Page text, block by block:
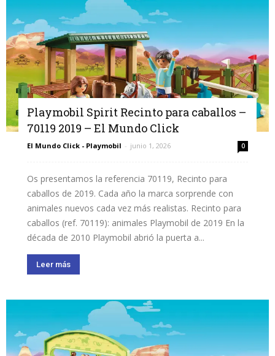
Playmobil Spirit Recinto para caballos –
70119 2019 – El Mundo Click
El Mundo Click - Playmobil - junio 1, 2026 0
Os presentamos la referencia 70119, Recinto para
caballos de 2019. Cada año la marca sorprende con
animales nuevos cada vez más realistas. Recinto para
caballos (ref. 70119): animales Playmobil de 2019 En la
década de 2010 Playmobil abrió la puerta a...
Leer más